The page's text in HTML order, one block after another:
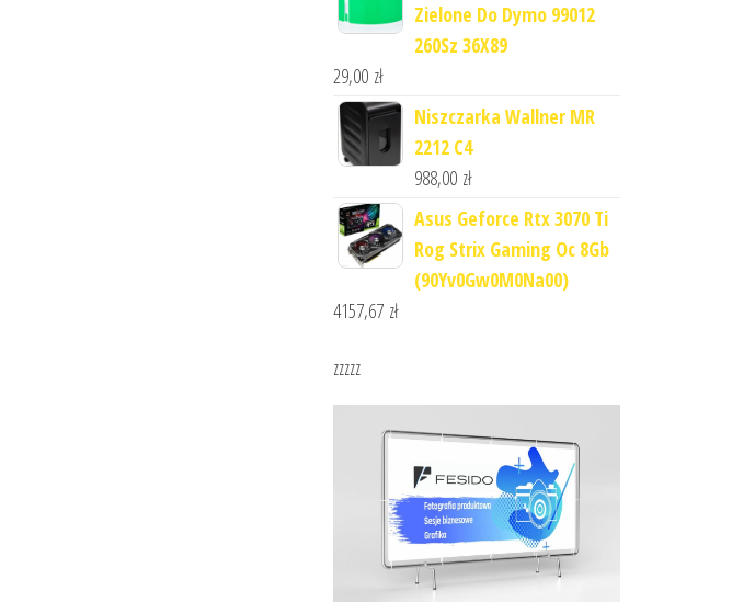
Zielone Do Dymo 99012
260Sz 36X89
29,00 zł
Niszczarka Wallner MR
2212 C4
988,00 zł
Asus Geforce Rtx 3070 Ti
Rog Strix Gaming Oc 8Gb
(90Yv0Gw0M0Na00)
4157,67 zł
zzzzz